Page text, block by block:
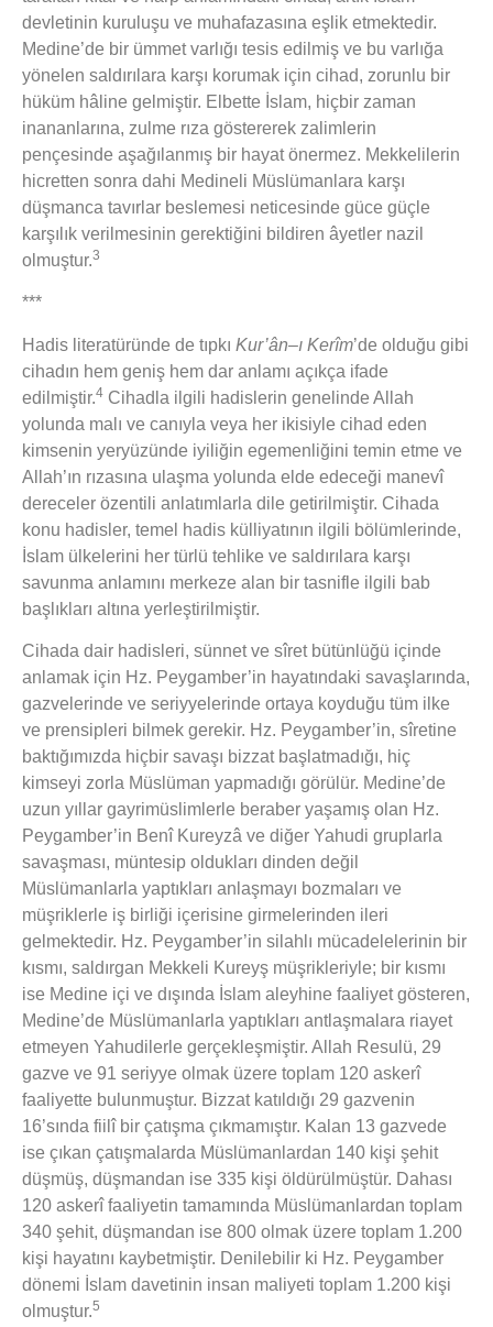
devletinin kuruluşu ve muhafazasına eşlik etmektedir.
Medine’de bir ümmet varlığı tesis edilmiş ve bu varlığa
yönelen saldırılara karşı korumak için cihad, zorunlu bir
hüküm hâline gelmiştir. Elbette İslam, hiçbir zaman
inananlarına, zulme rıza göstererek zalimlerin
pençesinde aşağılanmış bir hayat önermez. Mekkelilerin
hicretten sonra dahi Medineli Müslümanlara karşı
düşmanca tavırlar beslemesi neticesinde güce güçle
karşılık verilmesinin gerektiğini bildiren âyetler nazil
olmuştur.3
***
Hadis literatüründe de tıpkı Kur’ân–ı Kerîm’de olduğu gibi
cihadın hem geniş hem dar anlamı açıkça ifade
edilmiştir.4 Cihadla ilgili hadislerin genelinde Allah
yolunda malı ve canıyla veya her ikisiyle cihad eden
kimsenin yeryüzünde iyiliğin egemenliğini temin etme ve
Allah’ın rızasına ulaşma yolunda elde edeceği manevî
dereceler özentili anlatımlarla dile getirilmiştir. Cihada
konu hadisler, temel hadis külliyatının ilgili bölümlerinde,
İslam ülkelerini her türlü tehlike ve saldırılara karşı
savunma anlamını merkeze alan bir tasnifle ilgili bab
başlıkları altına yerleştirilmiştir.
Cihada dair hadisleri, sünnet ve sîret bütünlüğü içinde
anlamak için Hz. Peygamber’in hayatındaki savaşlarında,
gazvelerinde ve seriyyelerinde ortaya koyduğu tüm ilke
ve prensipleri bilmek gerekir. Hz. Peygamber’in, sîretine
baktığımızda hiçbir savaşı bizzat başlatmadığı, hiç
kimseyi zorla Müslüman yapmadığı görülür. Medine’de
uzun yıllar gayrimüslimlerle beraber yaşamış olan Hz.
Peygamber’in Benî Kureyzâ ve diğer Yahudi gruplarla
savaşması, müntesip oldukları dinden değil
Müslümanlarla yaptıkları anlaşmayı bozmaları ve
müşriklerle iş birliği içerisine girmelerinden ileri
gelmektedir. Hz. Peygamber’in silahlı mücadelelerinin bir
kısmı, saldırgan Mekkeli Kureyş müşrikleriyle; bir kısmı
ise Medine içi ve dışında İslam aleyhine faaliyet gösteren,
Medine’de Müslümanlarla yaptıkları antlaşmalara riayet
etmeyen Yahudilerle gerçekleşmiştir. Allah Resulü, 29
gazve ve 91 seriyye olmak üzere toplam 120 askerî
faaliyette bulunmuştur. Bizzat katıldığı 29 gazvenin
16’sında fiilî bir çatışma çıkmamıştır. Kalan 13 gazvede
ise çıkan çatışmalarda Müslümanlardan 140 kişi şehit
düşmüş, düşmandan ise 335 kişi öldürülmüştür. Dahası
120 askerî faaliyetin tamamında Müslümanlardan toplam
340 şehit, düşmandan ise 800 olmak üzere toplam 1.200
kişi hayatını kaybetmiştir. Denilebilir ki Hz. Peygamber
dönemi İslam davetinin insan maliyeti toplam 1.200 kişi
olmuştur.5